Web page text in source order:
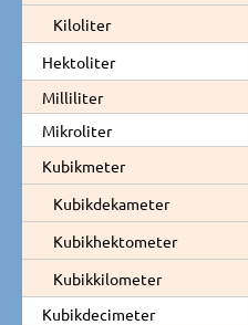
Kiloliter
Hektoliter
Milliliter
Mikroliter
Kubikmeter
Kubikdekameter
Kubikhektometer
Kubikkilometer
Kubikdecimeter